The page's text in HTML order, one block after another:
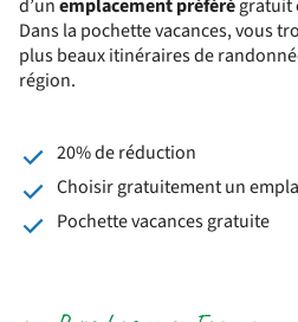
d’unemplacement préférégratuit
Dans la pochette vacances, vous
plus beaux itinéraires de
région.
20% de réduction
Choisir gratuitement un
Pochette vacances gratuite